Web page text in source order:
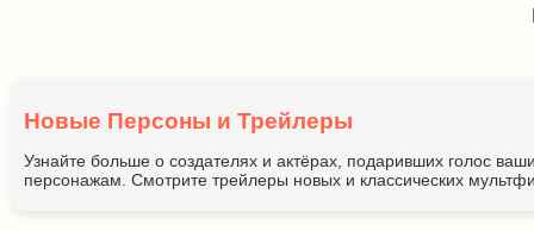
Новые Персоны и Трейлеры
Узнайте больше о создателях и актёрах, подаривших голос
персонажам. Смотрите трейлеры новых и классических